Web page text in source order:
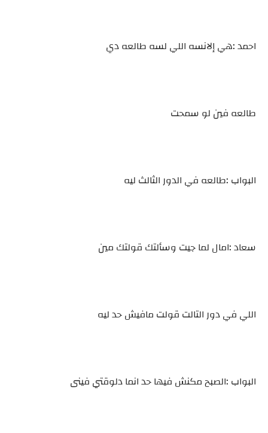
احمد :هي إلانسه اللي لسه طالعه دي
طالعه فين لو سمحت
البواب :طالعه في الدور الثالث ليه
سعاد :امال لما جيت وسألتك قولتك مين
اللي في دور التالت قولت مافيش حد ليه
البواب :الصبح مكنش فيها حد انما دلوقتي فينى